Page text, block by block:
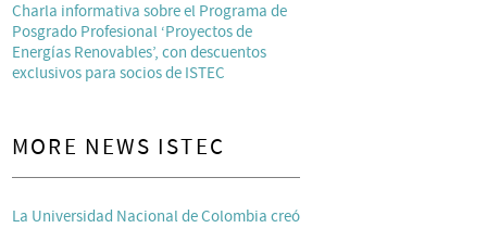
Charla informativa sobre el Programa de
Posgrado Profesional ‘Proyectos de
Energías Renovables’, con descuentos
exclusivos para socios de ISTEC
MORE NEWS ISTEC
La Universidad Nacional de Colombia creó